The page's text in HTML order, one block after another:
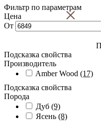
Фильтр по параметрам
×
Цена
От
Подсказка свойства
Производитель
Amber Wood (17)
Подсказка свойства
Порода
Дуб (9)
Ясень (8)